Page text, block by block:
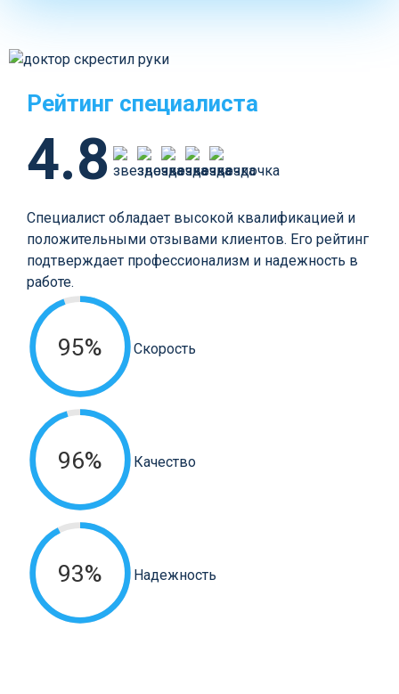
Рейтинг специалиста
4.8
Специалист обладает высокой квалификацией и
положительными отзывами клиентов. Его рейтинг
подтверждает профессионализм и надежность в
работе.
95% Скорость
96% Качество
93% Надежность